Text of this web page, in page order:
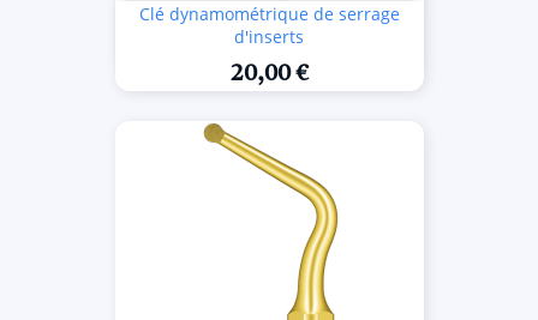
Clé dynamométrique de serrage
d'inserts
20,00 €